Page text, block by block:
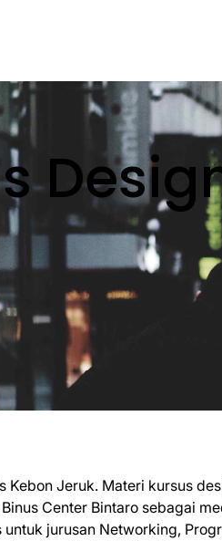
Kebon Jeruk. Materi kursus
Center Bintaro sebagai
jurusan Networking,